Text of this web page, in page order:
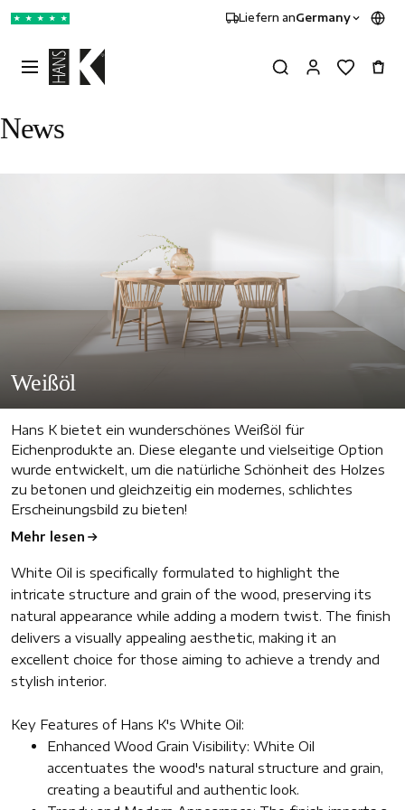
★ ★ ★ ★ ★ Liefern anGermany
News
Weißöl
Hans K bietet ein wunderschönes Weißöl für
Eichenprodukte an. Diese elegante und vielseitige Option
wurde entwickelt, um die natürliche Schönheit des Holzes
zu betonen und gleichzeitig ein modernes, schlichtes
Erscheinungsbild zu bieten!
Mehr lesen
White Oil is specifically formulated to highlight the
intricate structure and grain of the wood, preserving its
natural appearance while adding a modern twist. The finish
delivers a visually appealing aesthetic, making it an
excellent choice for those aiming to achieve a trendy and
stylish interior.
Key Features of Hans K's White Oil:
Enhanced Wood Grain Visibility: White Oil
accentuates the wood's natural structure and grain,
creating a beautiful and authentic look.